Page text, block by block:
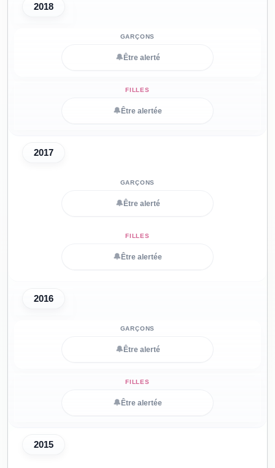
2018
🔔 Être alerté
🔔 Être alertée
2017
🔔 Être alerté
🔔 Être alertée
2016
🔔 Être alerté
🔔 Être alertée
2015